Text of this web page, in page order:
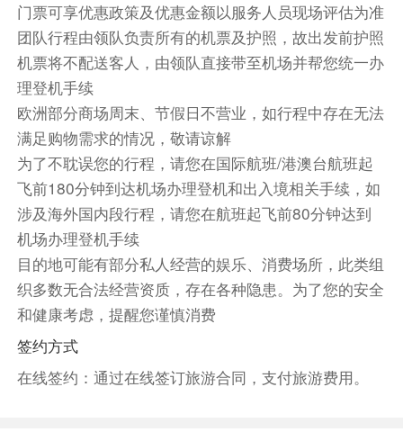
团餐
或Danubius 4* Bedbank或Danubius Hotel
Hungaria City Center
餐饮
早餐：自理
中餐：自理
晚餐：自理
住宿
Verdi Budapest Aquincum 或 多瑙比斯-匈牙利市中心
酒店 或 恩萨纳大玛格丽特岛酒店 或 布达佩斯市诺富
特酒店和布达佩斯国会中心 或 多瑙比斯-阿瑞纳酒店
或 多瑙比斯-阿斯托里亚市中心酒店
第11天 布达佩斯-✈️-上海❤️
酒店内
敬请自理
门票可享优惠政策及优惠金额以服务人员现场评估为准
团队行程由领队负责所有的机票及护照，故出发前护照
机票将不配送客人，由领队直接带至机场并帮您统一办
理登机手续
欧洲部分商场周末、节假日不营业，如行程中存在无法
满足购物需求的情况，敬请谅解
为了不耽误您的行程，请您在国际航班/港澳台航班起
飞前180分钟到达机场办理登机和出入境相关手续，如
涉及海外国内段行程，请您在航班起飞前80分钟达到
机场办理登机手续
目的地可能有部分私人经营的娱乐、消费场所，此类组
织多数无合法经营资质，存在各种隐患。为了您的安全
和健康考虑，提醒您谨慎消费
签约方式
在线签约：通过在线签订旅游合同，支付旅游费用。